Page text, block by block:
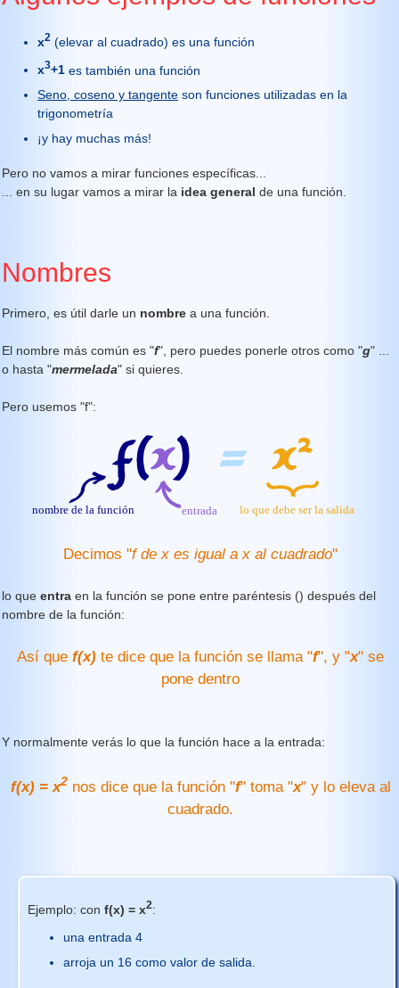
x2 (elevar al cuadrado) es una función
x3+1 es también una función
Seno, coseno y tangente son funciones utilizadas en la
trigonometría
¡y hay muchas más!
Pero no vamos a mirar funciones específicas...
... en su lugar vamos a mirar la idea general de una función.
Nombres
Primero, es útil darle un nombre a una función.
El nombre más común es "f", pero puedes ponerle otros como "g" ...
o hasta "mermelada" si quieres.
Pero usemos "f":
Decimos "f de x es igual a x al cuadrado"
lo que entra en la función se pone entre paréntesis () después del
nombre de la función:
Así que f(x) te dice que la función se llama "f", y "x" se
pone dentro
Y normalmente verás lo que la función hace a la entrada:
f(x) = x2 nos dice que la función "f" toma "x" y lo eleva al
cuadrado.
Ejemplo: con f(x) = x2:
una entrada 4
arroja un 16 como valor de salida.